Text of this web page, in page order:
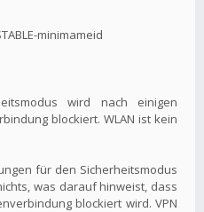
minimameid
wird nach einigen
blockiert. WLAN ist kein
für den Sicherheitsmodus
was darauf hinweist, dass
blockiert wird. VPN